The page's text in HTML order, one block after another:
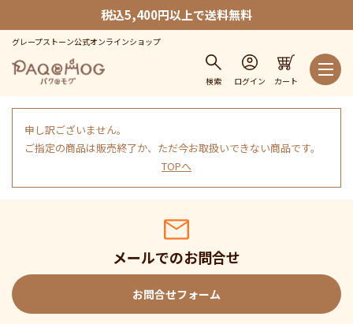
税込5,400円以上で送料無料
グレープストーン公式オンラインショップ
検索 ログイン カート
申し訳ございません。
ご指定の商品は販売終了か、ただ今お取扱いできない商品です。
TOPへ
メールでのお問合せ
お問合せフォーム